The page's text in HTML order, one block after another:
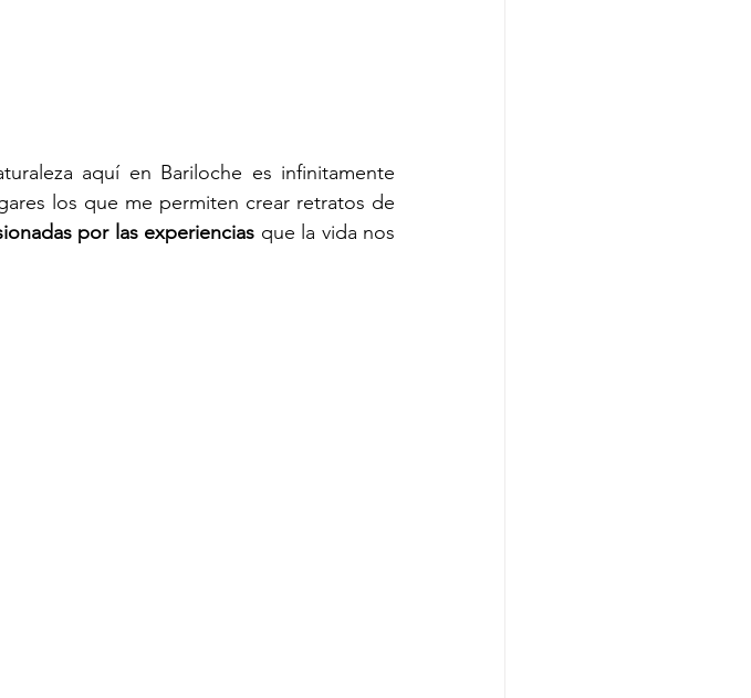
aquí en Bariloche es infinitamente
los que me permiten crear retratos de
por las experiencias que la vida nos